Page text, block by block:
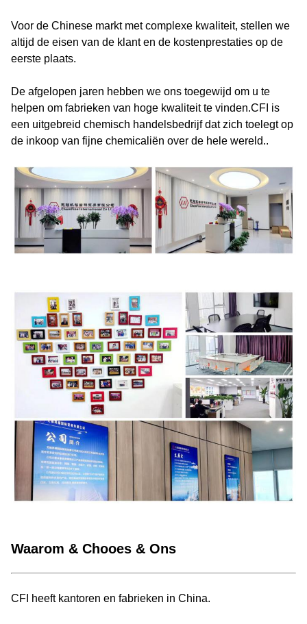
Voor de Chinese markt met complexe kwaliteit, stellen we
altijd de eisen van de klant en de kostenprestaties op de
eerste plaats.
De afgelopen jaren hebben we ons toegewijd om u te
helpen om fabrieken van hoge kwaliteit te vinden.CFI is
een uitgebreid chemisch handelsbedrijf dat zich toelegt op
de inkoop van fijne chemicaliën over de hele wereld..
Waarom & Chooes & Ons
CFI heeft kantoren en fabrieken in China.